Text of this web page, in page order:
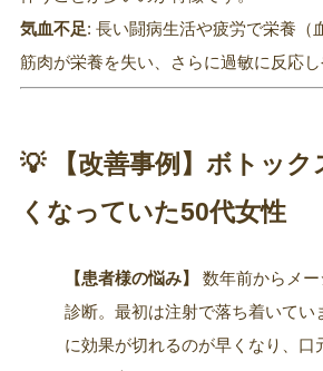
気血不足: 長い闘病生活や疲労で栄養（
筋肉が栄養を失い、さらに過敏に反応し
💡 【改善事例】ボトック
くなっていた50代女性
【患者様の悩み】
数年前からメー
診断。最初は注射で落ち着いてい
に効果が切れるのが早くなり、口